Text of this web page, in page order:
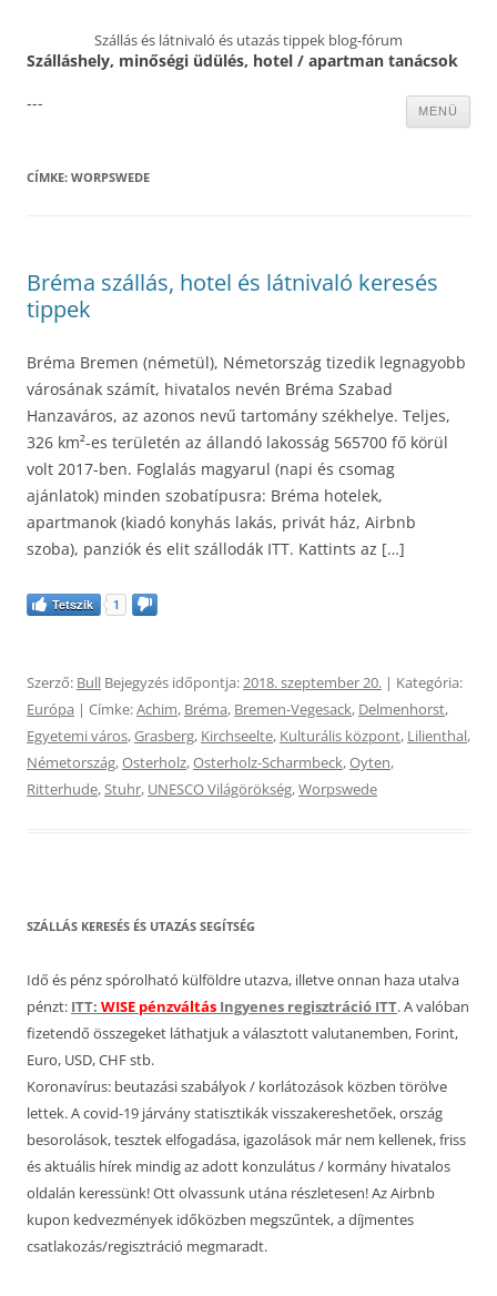
Szállás és látnivaló és utazás tippek blog-fórum
Szálláshely, minőségi üdülés, hotel / apartman tanácsok
MENÜ
---
CÍMKE: WORPSWEDE
Bréma szállás, hotel és látnivaló keresés
tippek
Bréma Bremen (németül), Németország tizedik legnagyobb
városának számít, hivatalos nevén Bréma Szabad
Hanzaváros, az azonos nevű tartomány székhelye. Teljes,
326 km²-es területén az állandó lakosság 565700 fő körül
volt 2017-ben. Foglalás magyarul (napi és csomag
ajánlatok) minden szobatípusra: Bréma hotelek,
apartmanok (kiadó konyhás lakás, privát ház, Airbnb
szoba), panziók és elit szállodák ITT. Kattints az […]
Tetszik 1
Szerző: Bull Bejegyzés időpontja:2018. szeptember 20. | Kategória:
Európa | Címke:Achim, Bréma, Bremen-Vegesack, Delmenhorst,
Egyetemi város,Grasberg, Kirchseelte, Kulturális központ, Lilienthal,
Németország,Osterholz,Osterholz-Scharmbeck,Oyten,
Ritterhude,Stuhr, UNESCO Világörökség,Worpswede
SZÁLLÁS KERESÉS ÉS UTAZÁS SEGÍTSÉG
Idő és pénz spórolható külföldre utazva, illetve onnan haza utalva
pénzt: ITT: WISE pénzváltás Ingyenes regisztráció ITT. A valóban
fizetendő összegeket láthatjuk a választott valutanemben, Forint,
Euro, USD, CHF stb.
Koronavírus: beutazási szabályok / korlátozások közben törölve
lettek. A covid-19 járvány statisztikák visszakereshetőek, ország
besorolások, tesztek elfogadása, igazolások már nem kellenek, friss
és aktuális hírek mindig az adott konzulátus / kormány hivatalos
oldalán keressünk! Ott olvassunk utána részletesen! Az Airbnb
kupon kedvezmények időközben megszűntek, a díjmentes
csatlakozás/regisztráció megmaradt.